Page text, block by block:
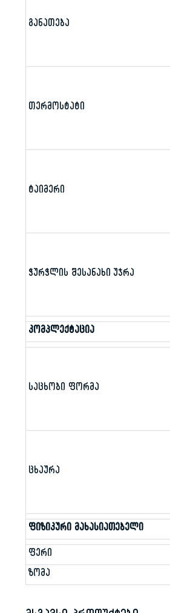
განათება
თერმოსტატი
ტაიმერი
ჭურჭლის შესანახი უჯრა
კომპლექტაცია
საცხობი ფორმა
ცხაურა
ფიზიკური მახასიათებელი
ფერი
ზომა